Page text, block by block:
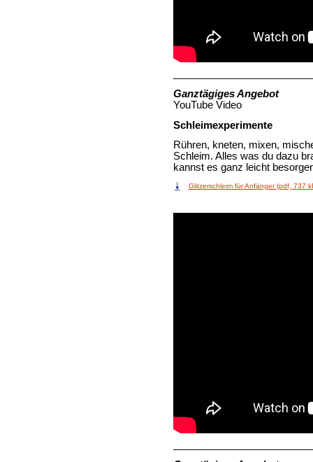
Ganztägiges Angebot
YouTube Video
Schleimexperimente
Rühren, kneten, mixen,
Schleim. Alles was du dazu
kannst es ganz leicht
Glitzerschleim für Anfänger (pdf, 737